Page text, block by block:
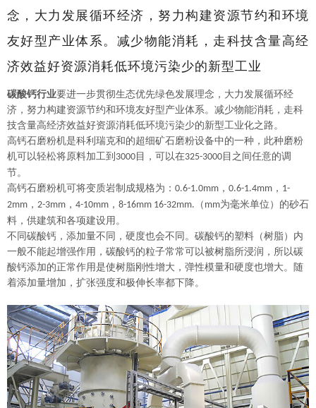
念，大力发展循环经济，努力构建资源节约和环境
友好型产业体系。减少物能消耗，走科技含量高经
济效益好资源消耗低环境污染少的新型工业
碳酸钙行业要进一步贯彻生态优先绿色发展理念，大力发展循环经
济，努力构建资源节约和环境友好型产业体系。减少物能消耗，走科
技含量高经济效益好资源消耗低环境污染少的新型工业化之路。
高钙石磨粉机是科利瑞克和的超细矿石磨粉设备中的一种，此种磨粉
机可以轻松将原料加工到 3000目，可以在325-3000目之间任意的调
节。
高钙石磨粉机可将变质岩制成规格为： 0.6-1.0mm ， 0.6-1.4mm ， 1-
2mm ， 2-3mm ， 4-10mm ， 8-16mm 16-32mm. （ mm为毫米单位）的砂石
料，供建筑和各项建设用。
不同碳酸钙，添加量不同，硬度也会不同。碳酸钙的塑料（树脂）内
一般不能起增强作用，碳酸钙的粒子常常可以被树脂所浸润，所以碳
酸钙添加的正常作用是使树脂刚性增大，弹性模量和硬度也增大。随
着添加量增加， 扩张强度和极伸长率都下降。